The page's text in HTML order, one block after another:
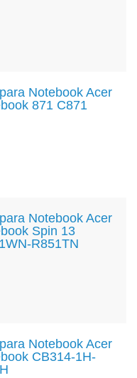
Notebook Acer
871 C871
Notebook Acer
Spin 13
R851TN
Notebook Acer
CB314-1H-